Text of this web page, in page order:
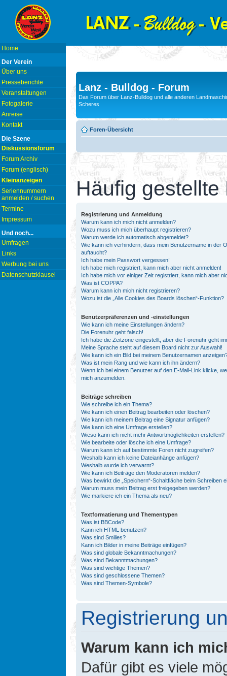
Home
Der Verein
Über uns
Presseberichte
Veranstaltungen
Fotogalerie
Anreise
Kontakt
Die Szene
Diskussionsforum
Forum Archiv
Forum (englisch)
Kleinanzeigen
Seriennummern
anmelden / suchen
Termine
Impressum
Und noch...
Umfragen
Links
Werbung bei uns
Datenschutzklausel
Lanz - Bulldog - Forum
Das Forum über Lanz-Bulldog und alle anderen
Scheres
Foren-Übersicht
Häufig gestellte
Registrierung und Anmeldung
Warum kann ich mich nicht anmelden?
Wozu muss ich mich überhaupt registrieren?
Warum werde ich automatisch abgemeldet?
Wie kann ich verhindern, dass mein Benutzername in der
auftaucht?
Ich habe mein Passwort vergessen!
Ich habe mich registriert, kann mich aber nicht anmelden!
Ich habe mich vor einiger Zeit registriert, kann mich aber
Was ist COPPA?
Warum kann ich mich nicht registrieren?
Wozu ist die „Alle Cookies des Boards löschen“-Funktion?
Benutzerpräferenzen und -einstellungen
Wie kann ich meine Einstellungen ändern?
Die Forenuhr geht falsch!
Ich habe die Zeitzone eingestellt, aber die Forenuhr geht
Meine Sprache steht auf diesem Board nicht zur Auswahl!
Wie kann ich ein Bild bei meinem Benutzernamen
Was ist mein Rang und wie kann ich ihn ändern?
Wenn ich bei einem Benutzer auf den E-Mail-Link klicke,
mich anzumelden.
Beiträge schreiben
Wie schreibe ich ein Thema?
Wie kann ich einen Beitrag bearbeiten oder löschen?
Wie kann ich meinem Beitrag eine Signatur anfügen?
Wie kann ich eine Umfrage erstellen?
Wieso kann ich nicht mehr Antwortmöglichkeiten erstellen?
Wie bearbeite oder lösche ich eine Umfrage?
Warum kann ich auf bestimmte Foren nicht zugreifen?
Weshalb kann ich keine Dateianhänge anfügen?
Weshalb wurde ich verwarnt?
Wie kann ich Beiträge den Moderatoren melden?
Was bewirkt die „Speichern“-Schaltfläche beim Schreiben
Warum muss mein Beitrag erst freigegeben werden?
Wie markiere ich ein Thema als neu?
Textformatierung und Thementypen
Was ist BBCode?
Kann ich HTML benutzen?
Was sind Smilies?
Kann ich Bilder in meine Beiträge einfügen?
Was sind globale Bekanntmachungen?
Was sind Bekanntmachungen?
Was sind wichtige Themen?
Was sind geschlossene Themen?
Was sind Themen-Symbole?
Registrierung
Warum kann ich
Dafür gibt es viele